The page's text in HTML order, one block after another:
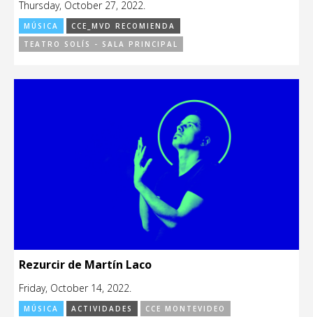
Thursday, October 27, 2022.
MÚSICA
CCE_MVD RECOMIENDA
TEATRO SOLÍS - SALA PRINCIPAL
Rezurcir de Martín Laco
Friday, October 14, 2022.
MÚSICA ACTIVIDADES CCE MONTEVIDEO